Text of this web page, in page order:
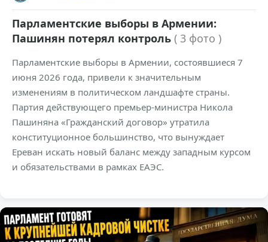
Парламентские выборы в Армении:
Пашинян потерял контроль ( 3 фото )
Парламентские выборы в Армении, состоявшиеся 7
июня 2026 года, привели к значительным
изменениям в политическом ландшафте страны.
Партия действующего премьер-министра Никола
Пашиняна «Гражданский договор» утратила
конституционное большинство, что вынуждает
Ереван искать новый баланс между западным курсом
и обязательствами в рамках ЕАЭС.